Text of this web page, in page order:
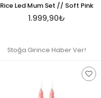
Rice Led Mum Set // Soft Pink
1.999,90₺
Stoğa Girince Haber Ver!